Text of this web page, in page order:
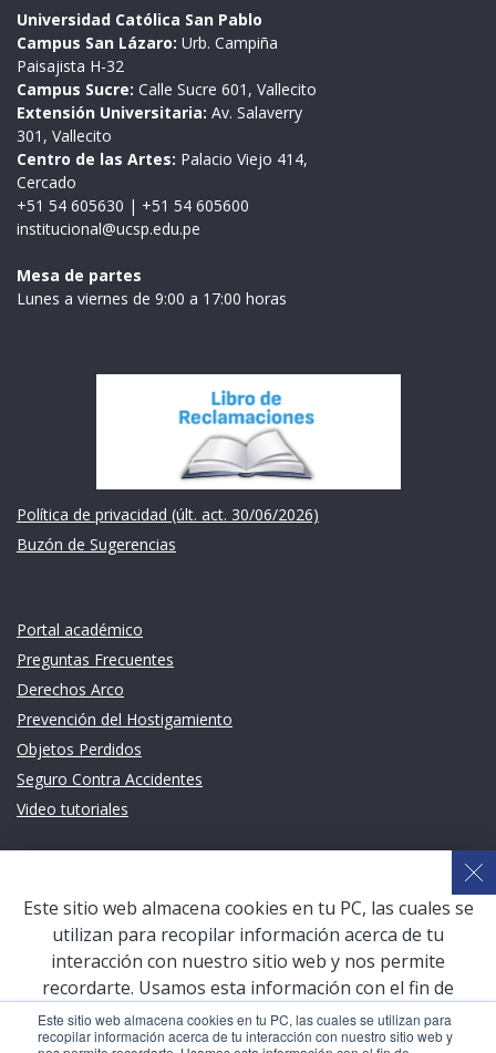
Este sitio web almacena cookies en tu PC, las cuales se utilizan para
recopilar información acerca de tu interacción con nuestro sitio web y
Universidad Católica San Pablo
Campus San Lázaro: Urb. Campiña
Paisajista H-32
Campus Sucre: Calle Sucre 601, Vallecito
Extensión Universitaria: Av. Salaverry
301, Vallecito
Centro de las Artes: Palacio Viejo 414,
Cercado
+51 54 605630 | +51 54 605600
institucional@ucsp.edu.pe
Mesa de partes
Lunes a viernes de 9:00 a 17:00 horas
Política de privacidad (últ. act. 30/06/2026)
Buzón de Sugerencias
Portal académico
Preguntas Frecuentes
Derechos Arco
Prevención del Hostigamiento
Objetos Perdidos
Seguro Contra Accidentes
Video tutoriales
Sistema de Gestión Académica (SGA)
Defensoría Universitaria
Terceros vinculados
San Pablo Mail
Aula Virtual Pregrado
Este sitio web almacena cookies en tu PC, las cuales se
utilizan para recopilar información acerca de tu
interacción con nuestro sitio web y nos permite
recordarte. Usamos esta información con el fin de
mejorar y personalizar tu experiencia de navegación y
para generar analíticas y métricas acerca de nuestros